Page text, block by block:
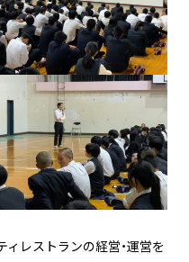
レストランの経営・運営を